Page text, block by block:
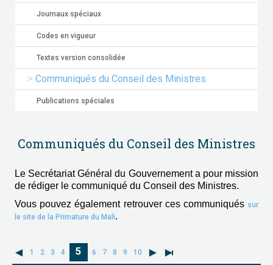
Journaux spéciaux
Codes en vigueur
Textes version consolidée
Communiqués du Conseil des Ministres
Publications spéciales
Communiqués du Conseil des Ministres
Le Secrétariat Général du Gouvernement a pour mission
de rédiger le communiqué du Conseil des Ministres.
Vous pouvez également retrouver ces communiqués sur
le site de la Primature du Mali.
1 2 3 4 5 6 7 8 9 10